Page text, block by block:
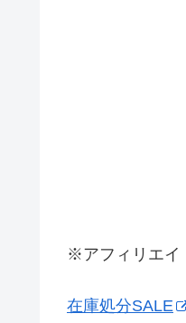
※アフィリエイ
在庫処分SALE